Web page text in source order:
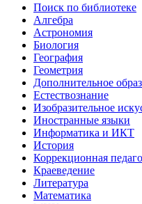
Поиск по библиотеке
Алгебра
Астрономия
Биология
География
Геометрия
Дополнительное
Естествознание
Изобразительное
Иностранные языки
Информатика и ИКТ
История
Коррекционная
Краеведение
Литература
Математика